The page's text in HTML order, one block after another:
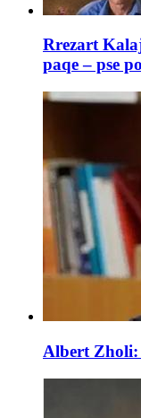
Rrezart
paqe – pse
Albert